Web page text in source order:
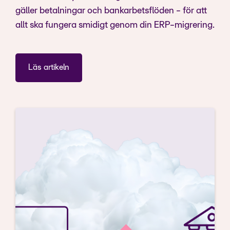
gäller betalningar och bankarbetsflöden - för att
allt ska fungera smidigt genom din ERP-migrering.
Läs artikeln